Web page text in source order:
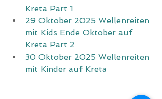
Kreta Part 1
29 Oktober 2025 Wellenreiten
mit Kids Ende Oktober auf
Kreta Part 2
30 Oktober 2025 Wellenreiten
mit Kinder auf Kreta